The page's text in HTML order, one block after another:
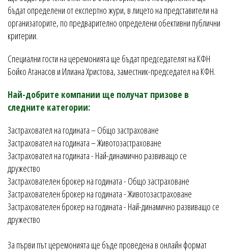
бъдат определени от експертно жури, в лицето на представители на
организаторите, по предварително определени обективни публични
критерии.
Специални гости на церемонията ще бъдат председателят на КФН
Бойко Атанасов и Илиана Христова, заместник-председател на КФН.
Най-добрите компании ще получат призове в
следните категории:
Застраховател на годината – Общо застраховане
Застраховател на годината – Животозастраховане
Застраховател на годината - Най-динамично развиващо се
дружество
Застрахователен брокер на годината - Общо застраховане
Застрахователен брокер на годината - Животозастраховане
Застрахователен брокер на годината - Най-динамично развиващо се
дружество
За първи път церемонията ще бъде проведена в онлайн формат